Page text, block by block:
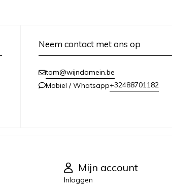
Neem contact met ons op
tom@wijndomein.be
Mobiel / Whatsapp+32488701182
Mijn account
Inloggen